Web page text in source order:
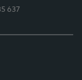
637